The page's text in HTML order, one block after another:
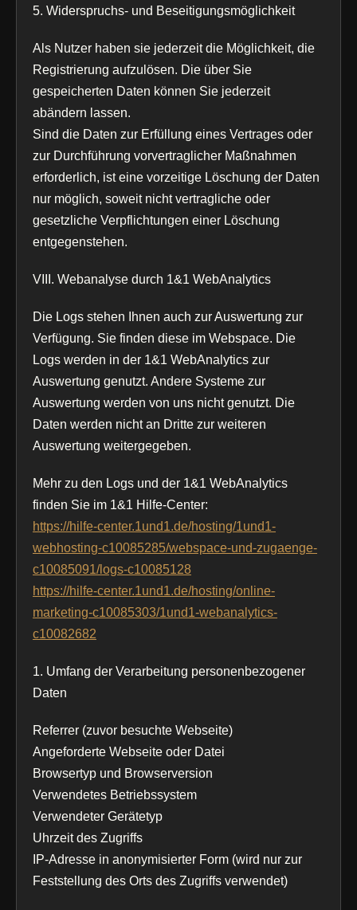
5. Widerspruchs- und Beseitigungsmöglichkeit
Als Nutzer haben sie jederzeit die Möglichkeit, die
Registrierung aufzulösen. Die über Sie
gespeicherten Daten können Sie jederzeit
abändern lassen.
Sind die Daten zur Erfüllung eines Vertrages oder
zur Durchführung vorvertraglicher Maßnahmen
erforderlich, ist eine vorzeitige Löschung der Daten
nur möglich, soweit nicht vertragliche oder
gesetzliche Verpflichtungen einer Löschung
entgegenstehen.
VIII. Webanalyse durch 1&1 WebAnalytics
Die Logs stehen Ihnen auch zur Auswertung zur
Verfügung. Sie finden diese im Webspace. Die
Logs werden in der 1&1 WebAnalytics zur
Auswertung genutzt. Andere Systeme zur
Auswertung werden von uns nicht genutzt. Die
Daten werden nicht an Dritte zur weiteren
Auswertung weitergegeben.
Mehr zu den Logs und der 1&1 WebAnalytics
finden Sie im 1&1 Hilfe-Center:
https://hilfe-center.1und1.de/hosting/1und1-
webhosting-c10085285/webspace-und-zugaenge-
c10085091/logs-c10085128
https://hilfe-center.1und1.de/hosting/online-
marketing-c10085303/1und1-webanalytics-
c10082682
1. Umfang der Verarbeitung personenbezogener
Daten
Referrer (zuvor besuchte Webseite)
Angeforderte Webseite oder Datei
Browsertyp und Browserversion
Verwendetes Betriebssystem
Verwendeter Gerätetyp
Uhrzeit des Zugriffs
IP-Adresse in anonymisierter Form (wird nur zur
Feststellung des Orts des Zugriffs verwendet)